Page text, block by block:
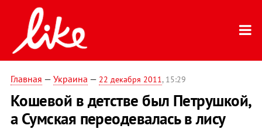
Главная — Украина — 22 декабря 2011, 15:29
Кошевой в детстве был Петрушкой,
а Сумская переодевалась в лису